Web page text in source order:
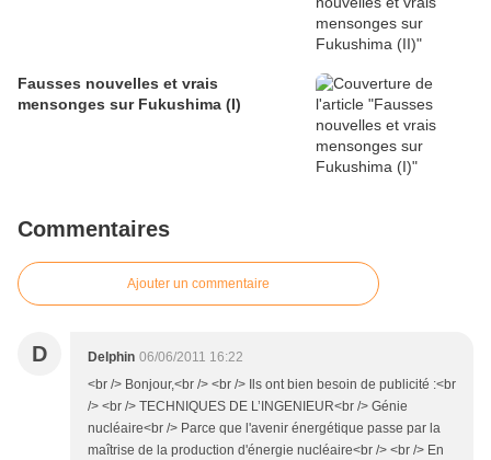
Fausses nouvelles et vrais
mensonges sur Fukushima (I)
Commentaires
Ajouter un commentaire
D Delphin 06/06/2011 16:22
<br /> Bonjour,<br /> <br /> Ils ont bien besoin de publicité :<br
/> <br /> TECHNIQUES DE L’INGENIEUR<br /> Génie
nucléaire<br /> Parce que l'avenir énergétique passe par la
maîtrise de la production d'énergie nucléaire<br /> <br /> En